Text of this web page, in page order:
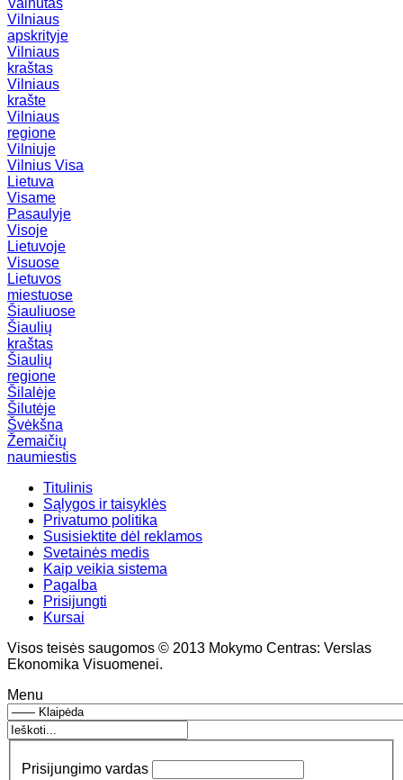
Vilniaus
apskrityje
Vilniaus
kraštas
Vilniaus
krašte
Vilniaus
regione
Vilniuje
Vilnius Visa
Lietuva
Visame
Pasaulyje
Visoje
Lietuvoje
Visuose
Lietuvos
miestuose
Šiauliuose
Šiaulių
kraštas
Šiaulių
regione
Šilalėje
Šilutėje
Švėkšna
Žemaičių
naumiestis
Titulinis
Sąlygos ir taisyklės
Privatumo politika
Susisiektite dėl reklamos
Svetainės medis
Kaip veikia sistema
Pagalba
Prisijungti
Kursai
Visos teisės saugomos © 2013 Mokymo Centras: Verslas
Ekonomika Visuomenei.
Menu
Prisijungimo vardas